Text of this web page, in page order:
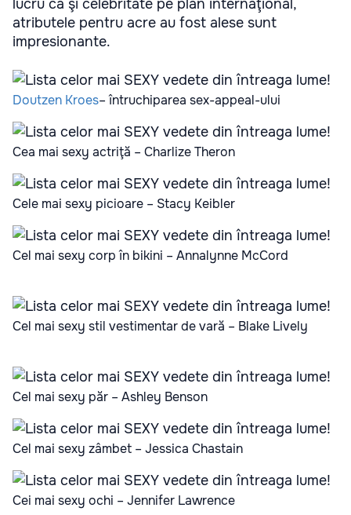
lucru ca şi celebritate pe plan internaţional,
atributele pentru acre au fost alese sunt
impresionante.
Doutzen Kroes– întruchiparea sex-appeal-ului
Cea mai sexy actriţă – Charlize Theron
Cele mai sexy picioare – Stacy Keibler
Cel mai sexy corp în bikini – Annalynne McCord
Cel mai sexy stil vestimentar de vară – Blake Lively
Cel mai sexy păr – Ashley Benson
Cel mai sexy zâmbet – Jessica Chastain
Cei mai sexy ochi – Jennifer Lawrence